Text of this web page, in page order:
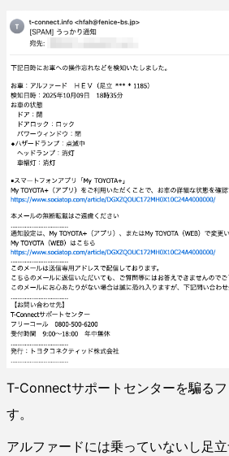
T-Connectサポートセンターを騙る
す。
アルファードには乗っていないし足